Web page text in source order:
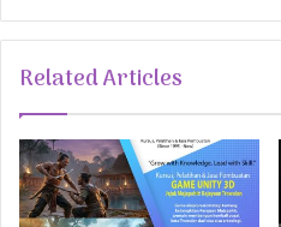
Related Articles